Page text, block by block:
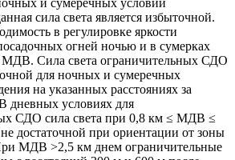
и сумеречных условий
сила света является избыточной.
в регулировке яркости
огней ночью и в сумерках
Сила света ограничительных СДО
для ночных и сумеречных
на указанных расстояниях за
условиях для
СДО сила света при 0,8 км ≤ МДВ ≤
не достаточной при ориентации от зоны
МДВ >2,5 км днем ограничительные